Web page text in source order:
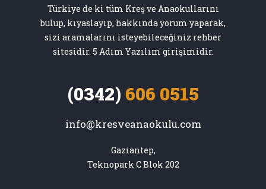
Türkiye de ki tüm Kreş ve Anaokullarını
bulup, kıyaslayıp, hakkında yorum yaparak,
sizi aramalarını isteyebileceğiniz rehber
sitesidir. 5 Adım Yazılım girişimidir.
(0342) 606 0515
info@kresveanaokulu.com
Gaziantep,
Teknopark C Blok 202